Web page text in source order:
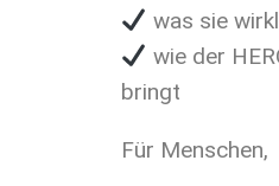
was sie
wie der
bringt
Für Menschen,